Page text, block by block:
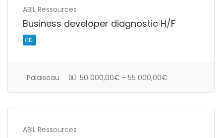
CDI
ABIL Ressources
Business developer diagnostic H/F
Palaiseau 50 000,00€ - 55 000,00€
ABIL Ressources